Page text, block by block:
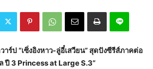
ร์ป “เซิ่งอิงหาว-ลู่อี๋เสวียน” สุดปังซีรีส์ภาคต่อ
ปี 3 Princess at Large S.3”